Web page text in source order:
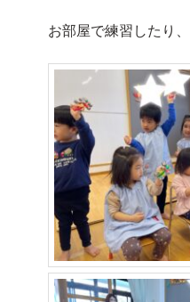
お部屋で練習したり、